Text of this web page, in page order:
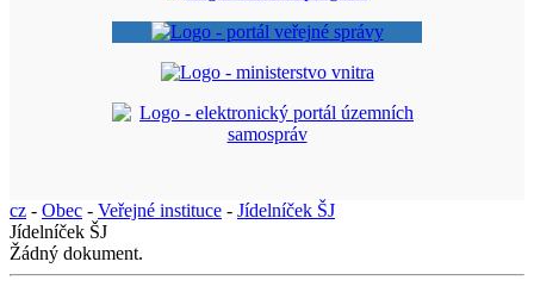
cz - Obec - Veřejné instituce - Jídelníček ŠJ
Jídelníček ŠJ
Žádný dokument.